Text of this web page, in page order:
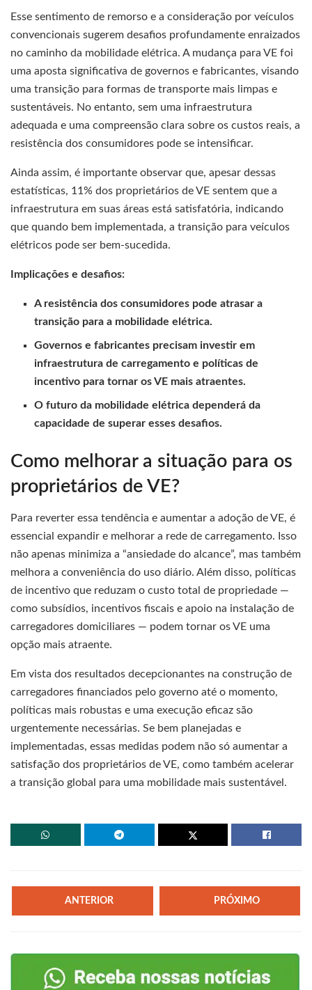
Esse sentimento de remorso e a consideração por veículos
convencionais sugerem desafios profundamente enraizados
no caminho da mobilidade elétrica. A mudança para VE foi
uma aposta significativa de governos e fabricantes, visando
uma transição para formas de transporte mais limpas e
sustentáveis. No entanto, sem uma infraestrutura
adequada e uma compreensão clara sobre os custos reais, a
resistência dos consumidores pode se intensificar.
Ainda assim, é importante observar que, apesar dessas
estatísticas, 11% dos proprietários de VE sentem que a
infraestrutura em suas áreas está satisfatória, indicando
que quando bem implementada, a transição para veículos
elétricos pode ser bem-sucedida.
Implicações e desafios:
A resistência dos consumidores pode atrasar a
transição para a mobilidade elétrica.
Governos e fabricantes precisam investir em
infraestrutura de carregamento e políticas de
incentivo para tornar os VE mais atraentes.
O futuro da mobilidade elétrica dependerá da
capacidade de superar esses desafios.
Como melhorar a situação para os
proprietários de VE?
Para reverter essa tendência e aumentar a adoção de VE, é
essencial expandir e melhorar a rede de carregamento. Isso
não apenas minimiza a “ansiedade do alcance”, mas também
melhora a conveniência do uso diário. Além disso, políticas
de incentivo que reduzam o custo total de propriedade —
como subsídios, incentivos fiscais e apoio na instalação de
carregadores domiciliares — podem tornar os VE uma
opção mais atraente.
Em vista dos resultados decepcionantes na construção de
carregadores financiados pelo governo até o momento,
políticas mais robustas e uma execução eficaz são
urgentemente necessárias. Se bem planejadas e
implementadas, essas medidas podem não só aumentar a
satisfação dos proprietários de VE, como também acelerar
a transição global para uma mobilidade mais sustentável.
ANTERIOR PRÓXIMO